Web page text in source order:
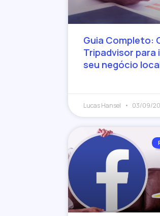
Guia Completo:
Tripadvisor para
seu negócio
Lucas Hansel 03/09/